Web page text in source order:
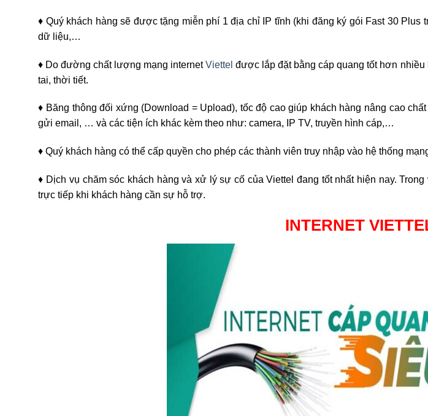
♦ Quý khách hàng sẽ được tặng miễn phí 1 địa chỉ IP tĩnh (khi đăng ký gói Fast 30
dữ liệu,…
♦ Do đường chất lượng mạng internetViettel được lắp đặt bằng cáp quang tốt hơn
tai, thời tiết.
♦ Băng thông đối xứng (Download = Upload), tốc độ cao giúp khách hàng nâng cao
gửi email, … và các tiện ích khác kèm theo như: camera, IP TV, truyền hình cáp,…
♦ Quý khách hàng có thể cấp quyền cho phép các thành viên truy nhập vào hệ thống
♦ Dịch vụ chăm sóc khách hàng và xử lý sự cố của Viettel đang tốt nhất hiện nay.
trực tiếp khi khách hàng cần sự hỗ trợ.
INTERNET